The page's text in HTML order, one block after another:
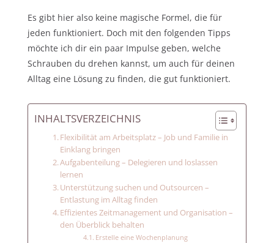
Es gibt hier also keine magische Formel, die für
jeden funktioniert. Doch mit den folgenden Tipps
möchte ich dir ein paar Impulse geben, welche
Schrauben du drehen kannst, um auch für deinen
Alltag eine Lösung zu finden, die gut funktioniert.
INHALTSVERZEICHNIS
Flexibilität am Arbeitsplatz – Job und Familie in
Einklang bringen
Aufgabenteilung – Delegieren und loslassen
lernen
Unterstützung suchen und Outsourcen –
Entlastung im Alltag finden
Effizientes Zeitmanagement und Organisation –
den Überblick behalten
Erstelle eine Wochenplanung